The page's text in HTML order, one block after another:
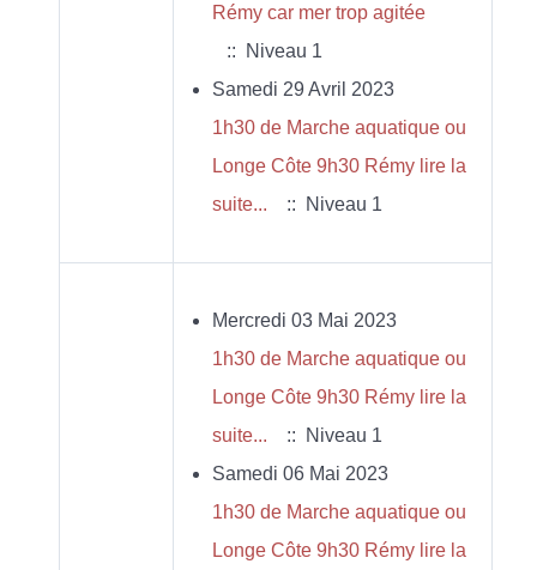
Rémy car mer trop agitée
:: Niveau 1
Samedi 29 Avril 2023
1h30 de Marche aquatique ou
Longe Côte 9h30 Rémy lire la
suite...
:: Niveau 1
Mercredi 03 Mai 2023
1h30 de Marche aquatique ou
Longe Côte 9h30 Rémy lire la
suite...
:: Niveau 1
Samedi 06 Mai 2023
1h30 de Marche aquatique ou
Longe Côte 9h30 Rémy lire la